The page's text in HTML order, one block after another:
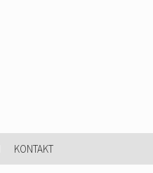
KONTAKT